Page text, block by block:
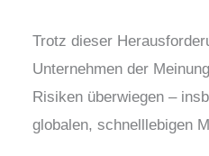
Trotz dieser
Unternehmen der
Risiken überwiegen –
globalen, schnelllebigen